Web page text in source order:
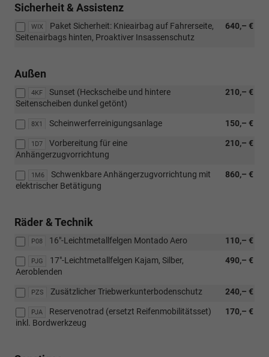
Sicherheit & Assistenz
WIX 640,– €
Paket Sicherheit: Knieairbag auf Fahrerseite,
Seitenairbags hinten, Proaktiver Insassenschutz
Außen
4KF 210,– €
Sunset (Heckscheibe und hintere
Seitenscheiben dunkel getönt)
8X1 150,– €
Scheinwerferreinigungsanlage
1D7 210,– €
Vorbereitung für eine
Anhängerzugvorrichtung
1M6 860,– €
Schwenkbare Anhängerzugvorrichtung mit
elektrischer Betätigung
Räder & Technik
P08 110,– €
16"-Leichtmetallfelgen Montado Aero
PJG 490,– €
17"-Leichtmetallfelgen Kajam, Silber,
Aeroblenden
PZS 240,– €
Zusätzlicher Triebwerkunterbodenschutz
PJA 170,– €
Reservenotrad (ersetzt Reifenmobilitätsset)
inkl. Bordwerkzeug